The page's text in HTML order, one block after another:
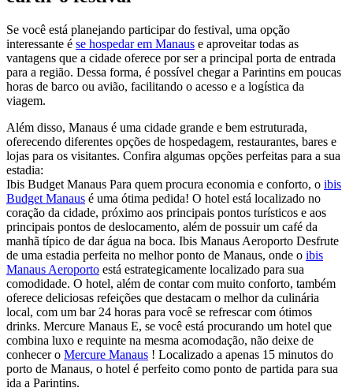
Se você está planejando participar do festival, uma opção
interessante é se hospedar em Manaus e aproveitar todas as
vantagens que a cidade oferece por ser a principal porta de entrada
para a região. Dessa forma, é possível chegar a Parintins em poucas
horas de barco ou avião, facilitando o acesso e a logística da
viagem.
Além disso, Manaus é uma cidade grande e bem estruturada,
oferecendo diferentes opções de hospedagem, restaurantes, bares e
lojas para os visitantes. Confira algumas opções perfeitas para a sua
estadia:
Ibis Budget Manaus Para quem procura economia e conforto, o ibis
Budget Manaus é uma ótima pedida! O hotel está localizado no
coração da cidade, próximo aos principais pontos turísticos e aos
principais pontos de deslocamento, além de possuir um café da
manhã típico de dar água na boca. Ibis Manaus Aeroporto Desfrute
de uma estadia perfeita no melhor ponto de Manaus, onde o ibis
Manaus Aeroporto está estrategicamente localizado para sua
comodidade. O hotel, além de contar com muito conforto, também
oferece deliciosas refeições que destacam o melhor da culinária
local, com um bar 24 horas para você se refrescar com ótimos
drinks. Mercure Manaus E, se você está procurando um hotel que
combina luxo e requinte na mesma acomodação, não deixe de
conhecer o Mercure Manaus ! Localizado a apenas 15 minutos do
porto de Manaus, o hotel é perfeito como ponto de partida para sua
ida a Parintins.